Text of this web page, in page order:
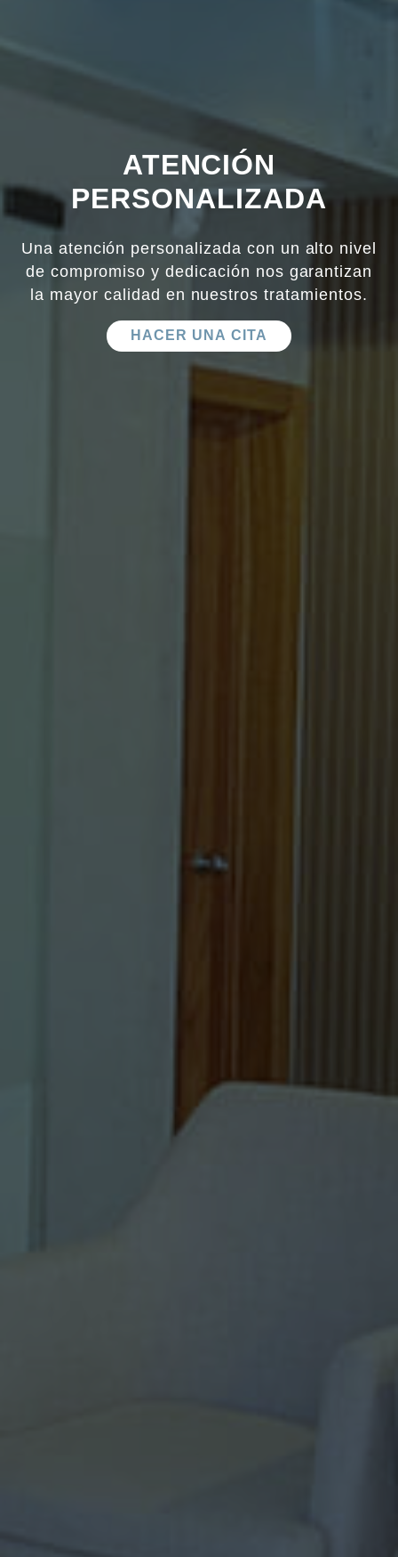
ATENCIÓN
PERSONALIZADA
Una atención personalizada con un alto nivel
de compromiso y dedicación nos garantizan
la mayor calidad en nuestros tratamientos.
HACER UNA CITA